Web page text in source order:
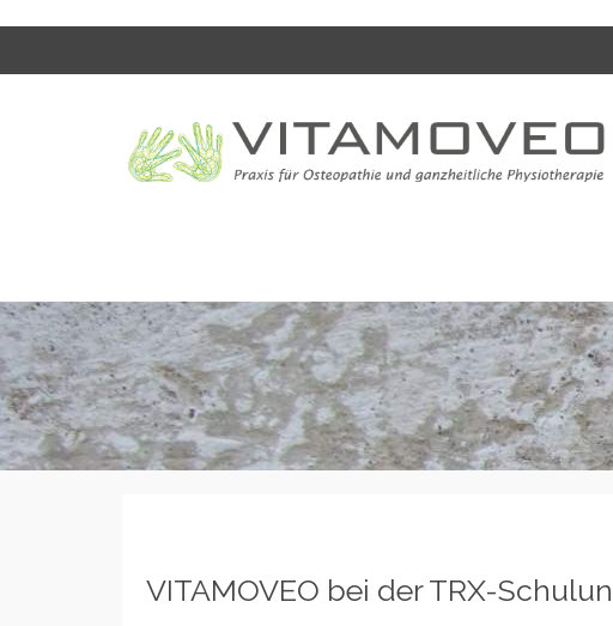
VITAMOVEO bei der TRX-